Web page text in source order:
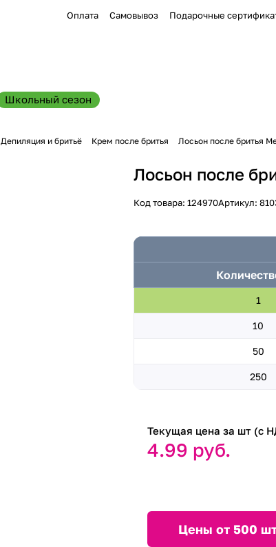
Оплата Самовывоз Подарочные
Школьный сезон
Депиляция и бритьё Крем после бритья Лосьон после бритья
Лосьон после
Код товара:124970Артикул:
1
10
50
250
Текущая цена за шт (с
4.99 руб.
Цены от 500